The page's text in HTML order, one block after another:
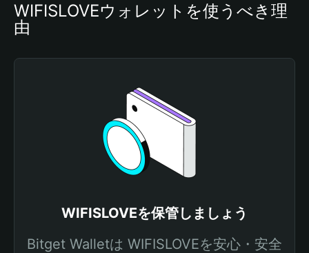
WIFISLOVEウォレットを使うべき理
由
WIFISLOVEを保管しましょう
Bitget Walletは WIFISLOVEを安心・安全